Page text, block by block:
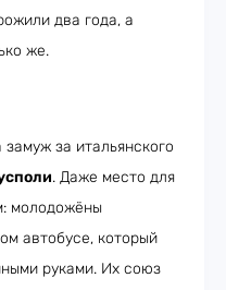
два года, а
же.
за итальянского
. Даже место для
молодожёны
автобусе, который
руками. Их союз